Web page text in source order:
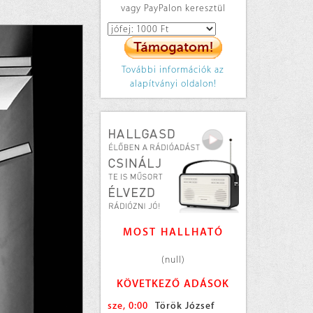
vagy PayPalon keresztül
További információk az
alapítványi oldalon!
MOST HALLHATÓ
(null)
KÖVETKEZŐ ADÁSOK
sze, 0:00 Török József